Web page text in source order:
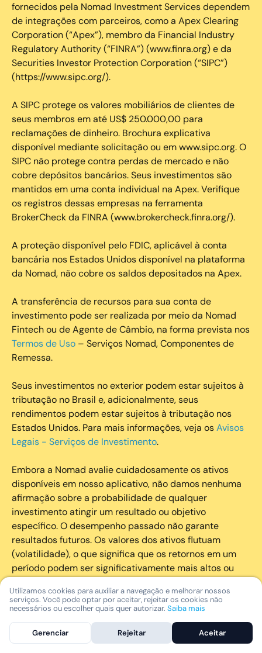
fornecidos pela Nomad Investment Services dependem
de integrações com parceiros, como a Apex Clearing
Corporation (“Apex”), membro da Financial Industry
Regulatory Authority (“FINRA”) (www.finra.org) e da
Securities Investor Protection Corporation (“SIPC”)
(https://www.sipc.org/).
A SIPC protege os valores mobiliários de clientes de
seus membros em até US$ 250.000,00 para
reclamações de dinheiro. Brochura explicativa
disponível mediante solicitação ou em www.sipc.org. O
SIPC não protege contra perdas de mercado e não
cobre depósitos bancários. Seus investimentos são
mantidos em uma conta individual na Apex. Verifique
os registros dessas empresas na ferramenta
BrokerCheck da FINRA (www.brokercheck.finra.org/).
A proteção disponível pelo FDIC, aplicável à conta
bancária nos Estados Unidos disponível na plataforma
da Nomad, não cobre os saldos depositados na Apex.
A transferência de recursos para sua conta de
investimento pode ser realizada por meio da Nomad
Fintech ou de Agente de Câmbio, na forma prevista nos
Termos de Uso – Serviços Nomad, Componentes de
Remessa.
Seus investimentos no exterior podem estar sujeitos à
tributação no Brasil e, adicionalmente, seus
rendimentos podem estar sujeitos à tributação nos
Estados Unidos. Para mais informações, veja osAvisos
Legais - Serviços de Investimento.
Embora a Nomad avalie cuidadosamente os ativos
disponíveis em nosso aplicativo, não damos nenhuma
afirmação sobre a probabilidade de qualquer
investimento atingir um resultado ou objetivo
específico. O desempenho passado não garante
resultados futuros. Os valores dos ativos flutuam
(volatilidade), o que significa que os retornos em um
período podem ser significativamente mais altos ou
investimentos na Nomad podem perder valor. A Nomad
não pode prever flutuações do mercado ou outras
incertezas que possam afetar o valor de qualquer
investimento. Para mais informações, acesseFatores
Utilizamos cookies para auxiliar a navegação e melhorar nossos
serviços. Você pode optar por aceitar, rejeitar os cookies não
necessários ou escolher quais quer autorizar. Saiba mais
Gerenciar Rejeitar Aceitar